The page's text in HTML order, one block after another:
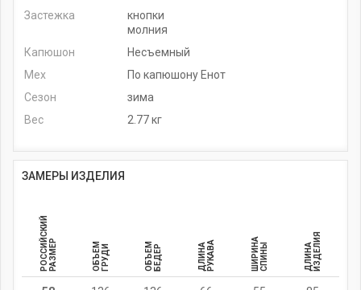
Застежка
кнопки
молния
Капюшон
Несъемный
Мех
По капюшону Енот
Сезон
зима
Вес
2.77 кг
ЗАМЕРЫ ИЗДЕЛИЯ
РОССИЙСКИЙРАЗМЕР ОБЪЕМГРУДИ ОБЪЕМБЕДЕР ДЛИНАРУКАВА ШИРИНАСПИНЫ ДЛИНАИЗДЕЛИЯ